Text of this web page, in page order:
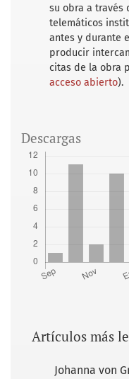
su obra a través
telemáticos
antes y durante
producir
citas de la obra
acceso abierto).
Descargas
Artículos más
Johanna von